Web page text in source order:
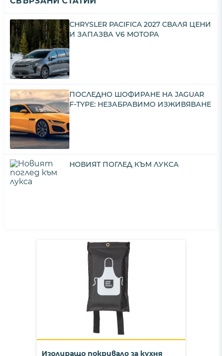
CHRYSLER PACIFICA 2027 СВАЛЯ ЦЕНИ
И ЗАПАЗВА V6 МОТОРА
ПОСЛЕДНО ШОФИРАНЕ НА JAGUAR
F-TYPE: НЕЗАБРАВИМО ИЗЖИВЯВАНЕ
НОВИЯТ ПОГЛЕД КЪМ ЛУКСА
Изолиращо покривало за кухня